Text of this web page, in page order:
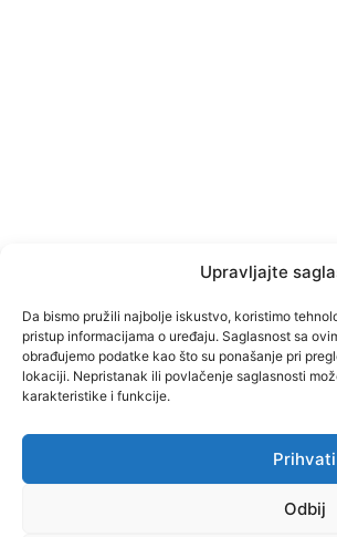
Upravljajte
Da bismo pružili najbolje iskustvo, koristimo
pristup informacijama o uređaju. Saglasnost sa
obrađujemo podatke kao što su ponašanje pri
lokaciji. Nepristanak ili povlačenje saglasnosti
karakteristike i funkcije.
Prihvati
Odbij